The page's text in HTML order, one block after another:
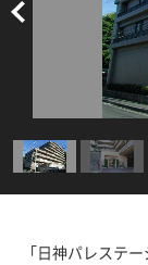
「日神パレステ